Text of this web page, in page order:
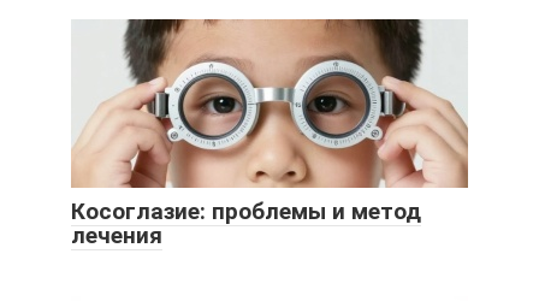
Косоглазие: проблемы и метод
лечения